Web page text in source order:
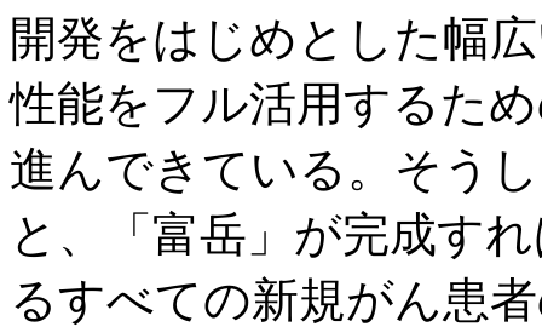
開発をはじめとした幅
性能をフル活用するた
進んできている。そう
と、「富岳」が完成す
るすべての新規がん患